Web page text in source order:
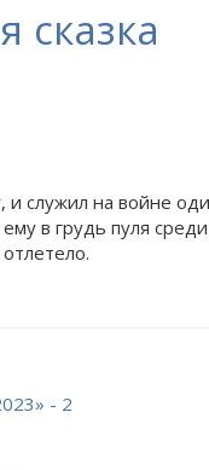
сказка
и служил на войне
в грудь пуля